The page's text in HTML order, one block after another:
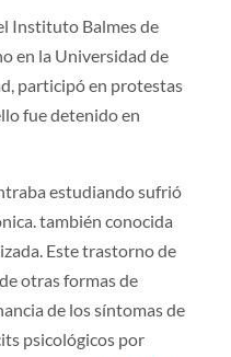
Instituto Balmes de
en la Universidad de
participó en protestas
fue detenido en
estudiando sufrió
también conocida
Este trastorno de
otras formas de
de los síntomas de
psicológicos por